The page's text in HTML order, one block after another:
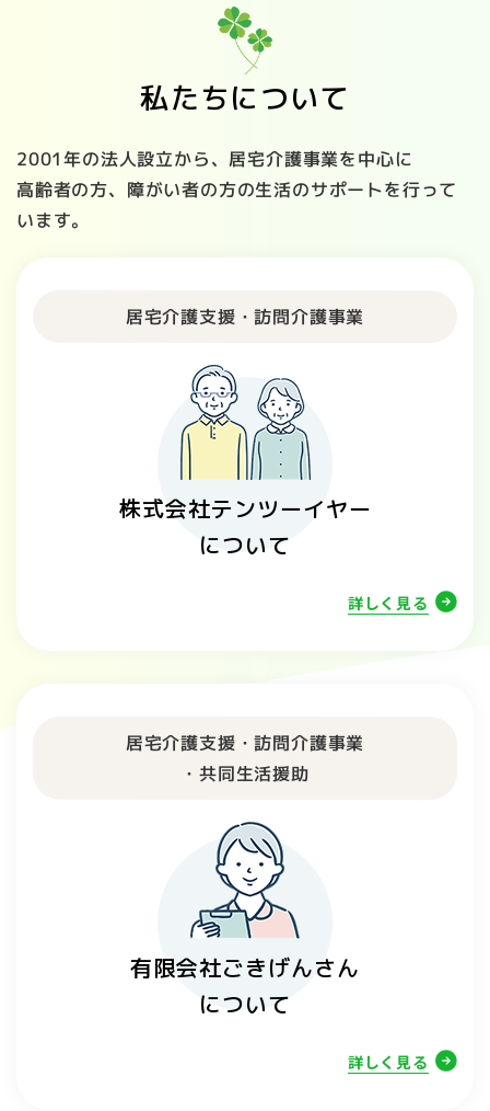
私たちについて
2001年の法人設立から、居宅介護事業を中心に
高齢者の方、障がい者の方の生活のサポートを行って
います。
居宅介護支援・訪問介護事業
株式会社テンツーイヤー
​​​​​​​について
詳しく見る
居宅介護支援・訪問介護事業
​​​​​​​・共同生活援助
有限会社ごきげんさん
​​​​​​​に​​​​​​​ついて
詳しく見る